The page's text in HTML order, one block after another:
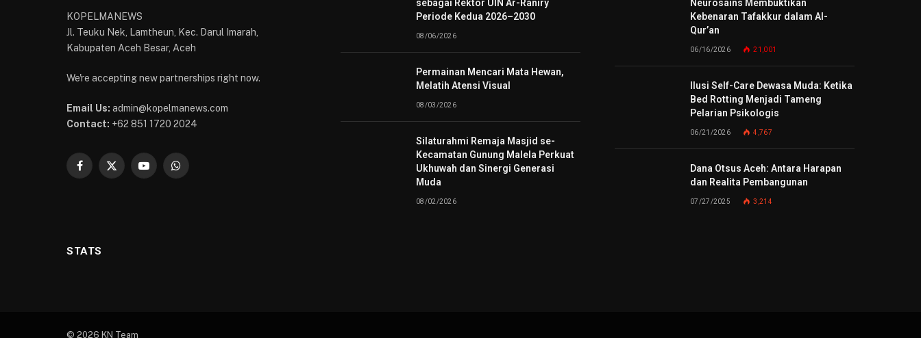
KOPELMANEWS
Jl. Teuku Nek, Lamtheun, Kec. Darul Imarah,
Kabupaten Aceh Besar, Aceh
We're accepting new partnerships right now.
Email Us: admin@kopelmanews.com
Contact: +62 851 1720 2024
Facebook
X
YouTubeWhatsApp
sebagai Rektor UIN Ar-Raniry
Periode Kedua 2026–2030
08/06/2026
Permainan Mencari Mata Hewan,
Melatih Atensi Visual
08/03/2026
Silaturahmi Remaja Masjid se-
Kecamatan Gunung Malela Perkuat
Ukhuwah dan Sinergi Generasi
Muda
08/02/2026
Neurosains Membuktikan
Kebenaran Tafakkur dalam Al-
Qur’an
06/16/2026 21,001
Ilusi Self-Care Dewasa Muda: Ketika
Bed Rotting Menjadi Tameng
Pelarian Psikologis
06/21/2026 4,767
Dana Otsus Aceh: Antara Harapan
dan Realita Pembangunan
07/27/2025 3,214
STATS
© 2026 KN Team